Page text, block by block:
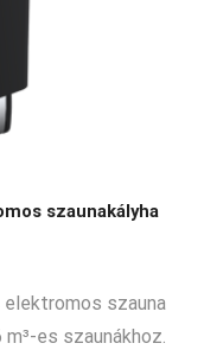
szaunakályha
elektromos szauna
es szaunákhoz.